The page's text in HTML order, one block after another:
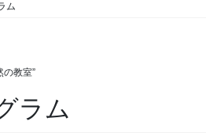
ム
の教室”
ラム